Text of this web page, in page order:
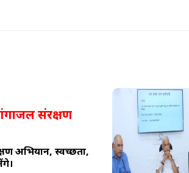
संरक्षण
अभियान, स्वच्छता,